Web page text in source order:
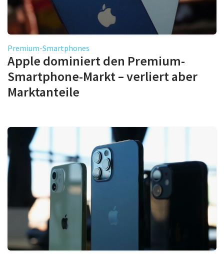
Premium-Smartphones
Apple dominiert den Premium-
Smartphone-Markt – verliert aber
Marktanteile